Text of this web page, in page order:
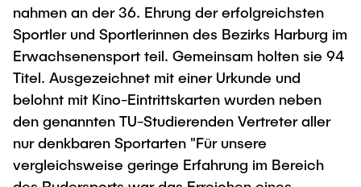
nahmen an der 36. Ehrung der erfolgreichsten
Sportler und Sportlerinnen des Bezirks Harburg im
Erwachsenensport teil. Gemeinsam holten sie 94
Titel. Ausgezeichnet mit einer Urkunde und
belohnt mit Kino-Eintrittskarten wurden neben
den genannten TU-Studierenden Vertreter aller
nur denkbaren Sportarten "Für unsere
vergleichsweise geringe Erfahrung im Bereich